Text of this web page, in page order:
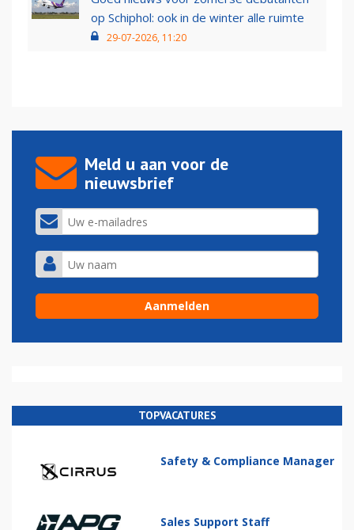
op Schiphol: ook in de winter alle ruimte
29-07-2026, 11:20
Meld u aan voor de
nieuwsbrief
TOPVACATURES
Safety & Compliance Manager
Sales Support Staff